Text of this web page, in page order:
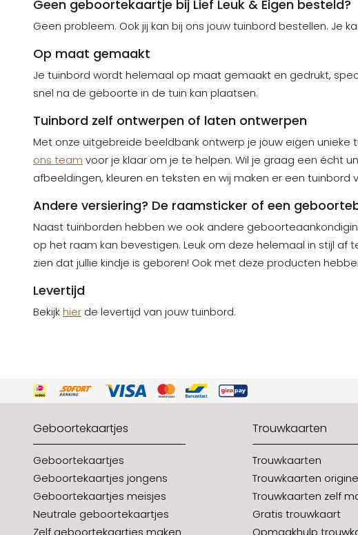
Geen geboortekaartje bij Lief Leuk & Eigen besteld?
Geen probleem. Ook jij kan bij ons jouw tuinbord bestellen.
Op maat gemaakt
Je tuinbord wordt helemaal op maat gemaakt en gedrukt,
snel na de geboorte in de tuin kan plaatsen.
Tuinbord zelf ontwerpen of laten ontwerpen
Met onze uitgebreide beeldbank ontwerp je jouw eigen
ons team voor je klaar om je te helpen. Wil je graag een écht
afbeeldingen, kleuren en teksten en wij maken er een
Andere versiering? De raamsticker of een
Naast tuinborden hebben we ook andere
op het raam kan bevestigen. Leuk om deze helemaal in stijl
zien dat jullie kindje is geboren! Ook met deze producten
Levertijd
Bekijkhier de levertijd van jouw tuinbord.
Geboortekaartjes
Geboortekaartjes
Geboortekaartjes jongens
Geboortekaartjes meisjes
Neutrale geboortekaartjes
Zelf geboortekaartjes maken
Trouwkaarten
Trouwkaarten
Trouwkaarten
Trouwkaarten zelf
Gratis trouwkaart
Opmaakhulp